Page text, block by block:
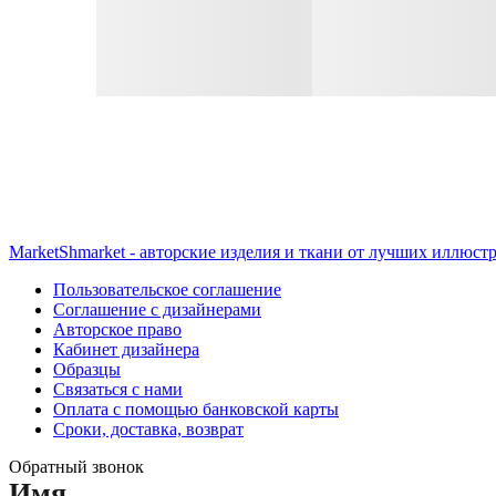
MarketShmarket - авторские изделия и ткани от лучших
Пользовательское соглашение
Соглашение с дизайнерами
Авторское право
Кабинет дизайнера
Образцы
Связаться с нами
Оплата с помощью банковской карты
Сроки, доставка, возврат
Обратный звонок